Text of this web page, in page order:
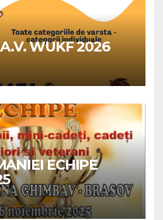
WUKF 2026
ECHIPE